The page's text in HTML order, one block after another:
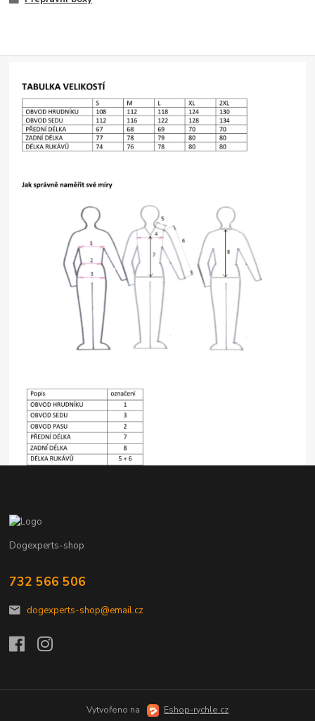
Dogexperts-shop
732 566 506
dogexperts-shop@email.cz
Vytvořeno na Eshop-rychle.cz